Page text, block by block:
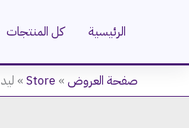
الرئيسية كل المنتجات
صفحة العروض »
Store
» ليد